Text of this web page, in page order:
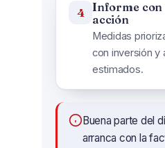
Informe con
acción
Medidas
con inversión y
estimados.
Buena parte del
arranca con la